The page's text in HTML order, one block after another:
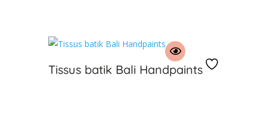
Tissus batik Bali Handpaints